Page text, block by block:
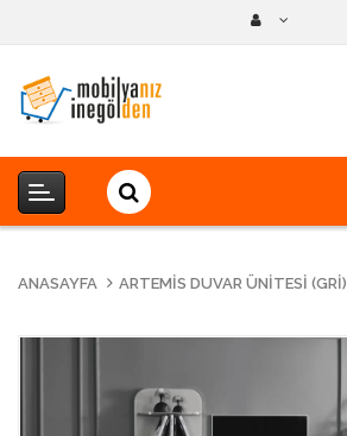
ANASAYFA ARTEMIS DUVAR ÜNITESI (GRI)